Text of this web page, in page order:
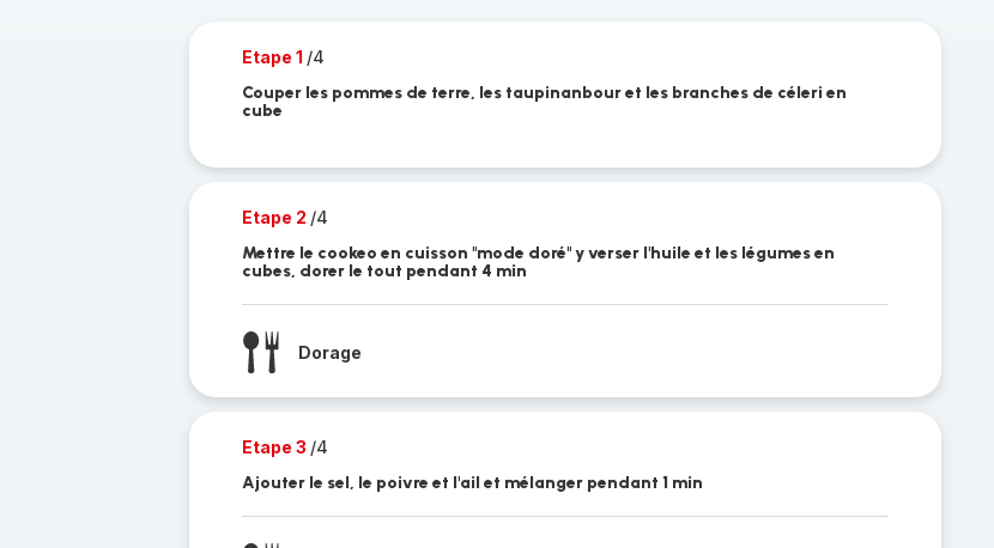
Etape 1 /4
Couper les pommes de terre, les taupinanbour et les branches de céleri en
cube
Etape 2 /4
Mettre le cookeo en cuisson "mode doré" y verser l'huile et les légumes en
cubes, dorer le tout pendant 4 min
Dorage
Etape 3 /4
Ajouter le sel, le poivre et l'ail et mélanger pendant 1 min